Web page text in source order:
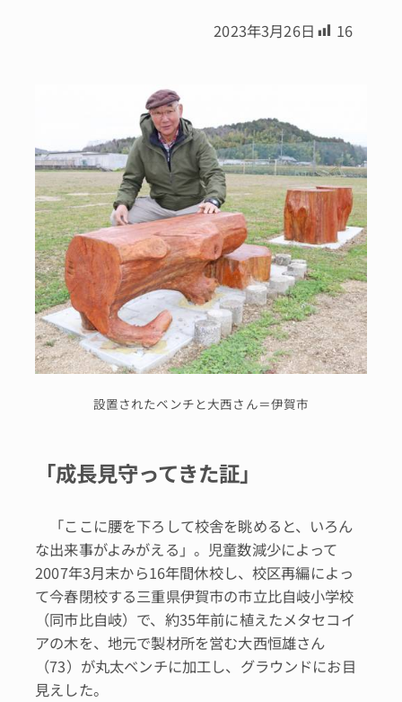
2023年3月26日 16
設置されたベンチと大西さん＝伊賀市
「成長見守ってきた証」
「ここに腰を下ろして校舎を眺めると、いろん
な出来事がよみがえる」。児童数減少によって
2007年3月末から16年間休校し、校区再編によっ
て今春閉校する三重県伊賀市の市立比自岐小学校
（同市比自岐）で、約35年前に植えたメタセコイ
アの木を、地元で製材所を営む大西恒雄さん
（73）が丸太ベンチに加工し、グラウンドにお目
見えした。